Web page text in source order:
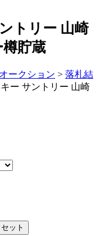
トリー 山崎
貯蔵
ークション > 落札結
ー サントリー 山崎
ット